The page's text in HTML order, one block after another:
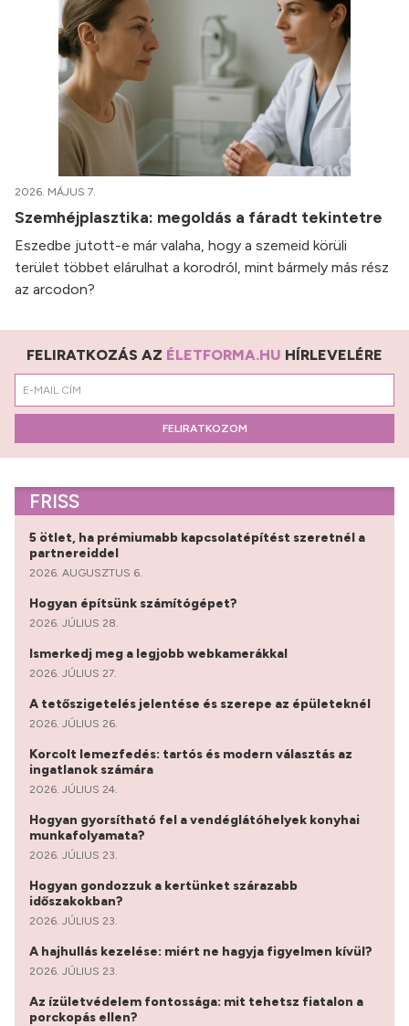
2026. MÁJUS 7.
Szemhéjplasztika: megoldás a fáradt tekintetre
Eszedbe jutott-e már valaha, hogy a szemeid körüli
terület többet elárulhat a korodról, mint bármely más rész
az arcodon?
FELIRATKOZÁS AZ ÉLETFORMA.HU HÍRLEVELÉRE
FELIRATKOZOM
FRISS
5 ötlet, ha prémiumabb kapcsolatépítést szeretnél a
partnereiddel
2026. AUGUSZTUS 6.
Hogyan építsünk számítógépet?
2026. JÚLIUS 28.
Ismerkedj meg a legjobb webkamerákkal
2026. JÚLIUS 27.
A tetőszigetelés jelentése és szerepe az épületeknél
2026. JÚLIUS 26.
Korcolt lemezfedés: tartós és modern választás az
ingatlanok számára
2026. JÚLIUS 24.
Hogyan gyorsítható fel a vendéglátóhelyek konyhai
munkafolyamata?
2026. JÚLIUS 23.
Hogyan gondozzuk a kertünket szárazabb
időszakokban?
2026. JÚLIUS 23.
A hajhullás kezelése: miért ne hagyja figyelmen kívül?
2026. JÚLIUS 23.
Az ízületvédelem fontossága: mit tehetsz fiatalon a
porckopás ellen?